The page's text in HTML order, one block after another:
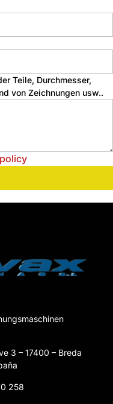
Teile, Durchmesser,
von Zeichnungen usw..
3 – 17400 – Breda
258